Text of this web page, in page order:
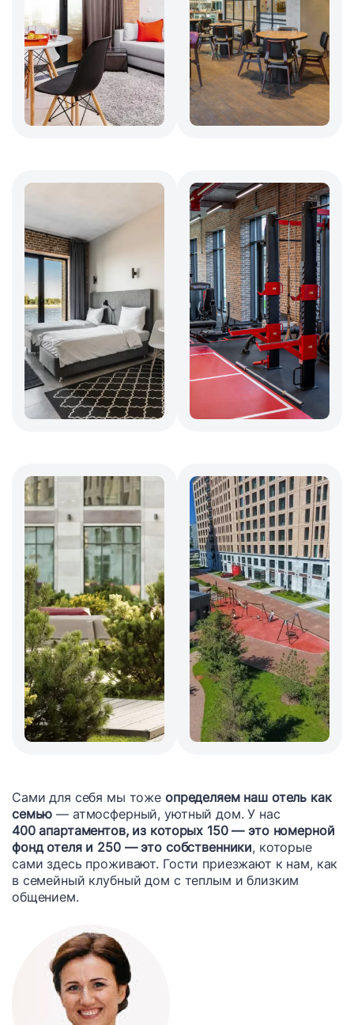
Сами для себя мы тоже определяем наш отель как
семью — атмосферный, уютный дом. У нас
400 апартаментов, из которых 150 — это номерной
фонд отеля и 250 — это собственники, которые
сами здесь проживают. Гости приезжают к нам, как
в семейный клубный дом с теплым и близким
общением.